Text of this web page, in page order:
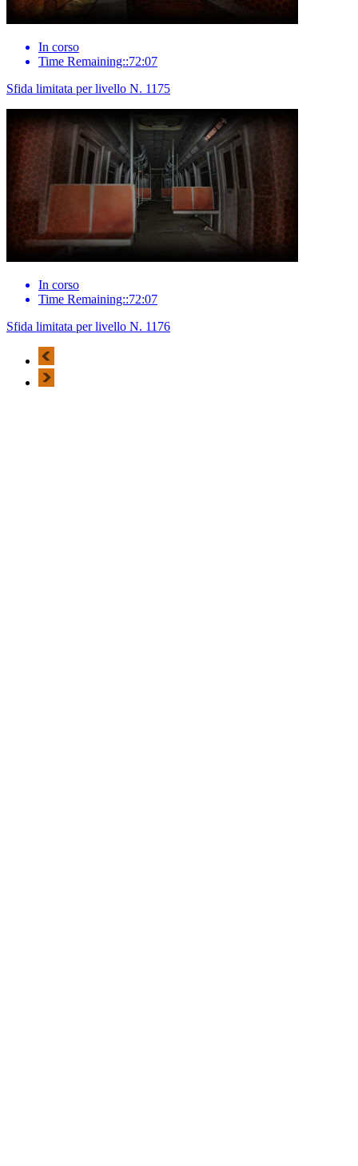
In corso
Time Remaining::72:07
Sfida limitata per livello N. 1175
In corso
Time Remaining::72:07
Sfida limitata per livello N. 1176